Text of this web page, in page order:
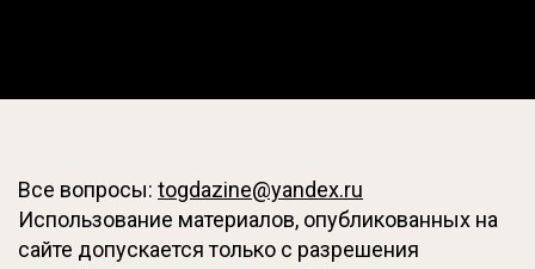
Все вопросы: togdazine@yandex.ru
Использование материалов, опубликованных на
сайте допускается только с разрешения